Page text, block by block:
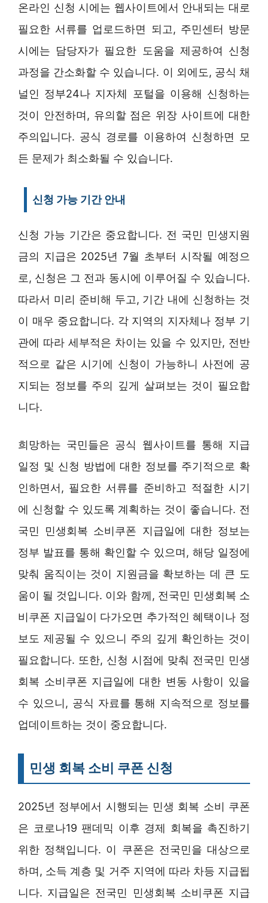
온라인 신청 시에는 웹사이트에서 안내되는 대로
필요한 서류를 업로드하면 되고, 주민센터 방문
시에는 담당자가 필요한 도움을 제공하여 신청
과정을 간소화할 수 있습니다. 이 외에도, 공식 채
널인 정부24나 지자체 포털을 이용해 신청하는
것이 안전하며, 유의할 점은 위장 사이트에 대한
주의입니다. 공식 경로를 이용하여 신청하면 모
든 문제가 최소화될 수 있습니다.
신청 가능 기간 안내
신청 가능 기간은 중요합니다. 전 국민 민생지원
금의 지급은 2025년 7월 초부터 시작될 예정으
로, 신청은 그 전과 동시에 이루어질 수 있습니다.
따라서 미리 준비해 두고, 기간 내에 신청하는 것
이 매우 중요합니다. 각 지역의 지자체나 정부 기
관에 따라 세부적은 차이는 있을 수 있지만, 전반
적으로 같은 시기에 신청이 가능하니 사전에 공
지되는 정보를 주의 깊게 살펴보는 것이 필요합
니다.
희망하는 국민들은 공식 웹사이트를 통해 지급
일정 및 신청 방법에 대한 정보를 주기적으로 확
인하면서, 필요한 서류를 준비하고 적절한 시기
에 신청할 수 있도록 계획하는 것이 좋습니다. 전
국민 민생회복 소비쿠폰 지급일에 대한 정보는
정부 발표를 통해 확인할 수 있으며, 해당 일정에
맞춰 움직이는 것이 지원금을 확보하는 데 큰 도
움이 될 것입니다. 이와 함께, 전국민 민생회복 소
비쿠폰 지급일이 다가오면 추가적인 혜택이나 정
보도 제공될 수 있으니 주의 깊게 확인하는 것이
필요합니다. 또한, 신청 시점에 맞춰 전국민 민생
회복 소비쿠폰 지급일에 대한 변동 사항이 있을
수 있으니, 공식 자료를 통해 지속적으로 정보를
업데이트하는 것이 중요합니다.
민생 회복 소비 쿠폰 신청
2025년 정부에서 시행되는 민생 회복 소비 쿠폰
은 코로나19 팬데믹 이후 경제 회복을 촉진하기
위한 정책입니다. 이 쿠폰은 전국민을 대상으로
하며, 소득 계층 및 거주 지역에 따라 차등 지급됩
니다. 지급일은 전국민 민생회복 소비쿠폰 지급